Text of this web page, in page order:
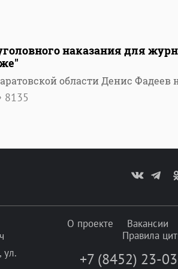
наказания для
области Денис Фадеев
8135
ул.
О проекте Вакансии
Правила
+7 (8452) 23-